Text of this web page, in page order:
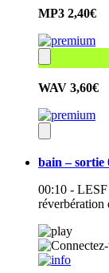
MP3 2,40€
WAV 3,60€
bain – sortie
00:10 - LESF
réverbération